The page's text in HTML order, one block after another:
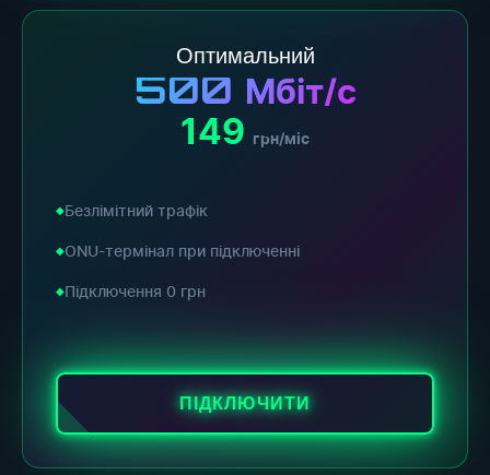
Оптимальний
500 Мбіт/с
149 грн/міс
Безлімітний трафік
ONU-термінал при підключенні
Підключення 0 грн
ПІДКЛЮЧИТИ